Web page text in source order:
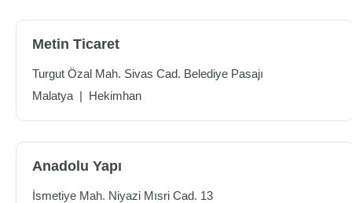
Metin Ticaret
Turgut Özal Mah. Sivas Cad. Belediye Pasajı
Malatya | Hekimhan
Anadolu Yapı
İsmetiye Mah. Niyazi Mısri Cad. 13